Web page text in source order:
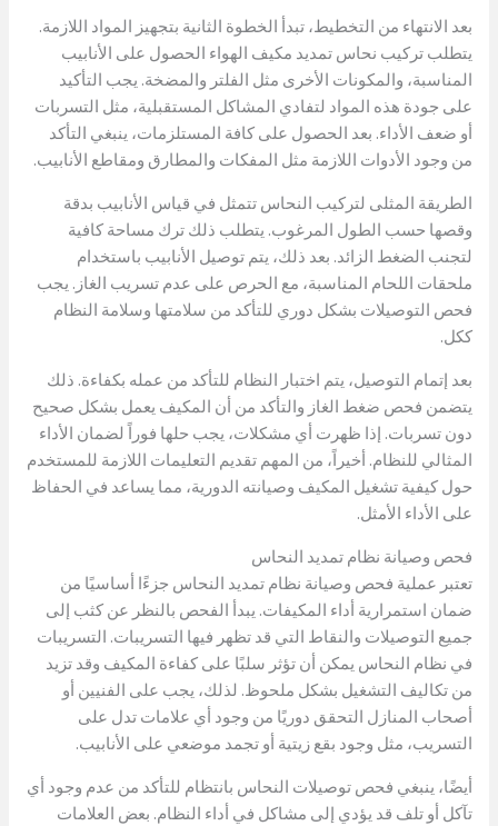
بعد الانتهاء من التخطيط، تبدأ الخطوة الثانية بتجهيز المواد اللازمة.
يتطلب تركيب نحاس تمديد مكيف الهواء الحصول على الأنابيب
المناسبة، والمكونات الأخرى مثل الفلتر والمضخة. يجب التأكيد
على جودة هذه المواد لتفادي المشاكل المستقبلية، مثل التسربات
أو ضعف الأداء. بعد الحصول على كافة المستلزمات، ينبغي التأكد
من وجود الأدوات اللازمة مثل المفكات والمطارق ومقاطع الأنابيب.
الطريقة المثلى لتركيب النحاس تتمثل في قياس الأنابيب بدقة
وقصها حسب الطول المرغوب. يتطلب ذلك ترك مساحة كافية
لتجنب الضغط الزائد. بعد ذلك، يتم توصيل الأنابيب باستخدام
ملحقات اللحام المناسبة، مع الحرص على عدم تسريب الغاز. يجب
فحص التوصيلات بشكل دوري للتأكد من سلامتها وسلامة النظام
ككل.
بعد إتمام التوصيل، يتم اختبار النظام للتأكد من عمله بكفاءة. ذلك
يتضمن فحص ضغط الغاز والتأكد من أن المكيف يعمل بشكل صحيح
دون تسربات. إذا ظهرت أي مشكلات، يجب حلها فوراً لضمان الأداء
المثالي للنظام. أخيراً، من المهم تقديم التعليمات اللازمة للمستخدم
حول كيفية تشغيل المكيف وصيانته الدورية، مما يساعد في الحفاظ
على الأداء الأمثل.
فحص وصيانة نظام تمديد النحاس
تعتبر عملية فحص وصيانة نظام تمديد النحاس جزءًا أساسيًا من
ضمان استمرارية أداء المكيفات. يبدأ الفحص بالنظر عن كثب إلى
جميع التوصيلات والنقاط التي قد تظهر فيها التسريبات. التسريبات
في نظام النحاس يمكن أن تؤثر سلبًا على كفاءة المكيف وقد تزيد
من تكاليف التشغيل بشكل ملحوظ. لذلك، يجب على الفنيين أو
أصحاب المنازل التحقق دوريًا من وجود أي علامات تدل على
التسريب، مثل وجود بقع زيتية أو تجمد موضعي على الأنابيب.
أيضًا، ينبغي فحص توصيلات النحاس بانتظام للتأكد من عدم وجود أي
تآكل أو تلف قد يؤدي إلى مشاكل في أداء النظام. بعض العلامات